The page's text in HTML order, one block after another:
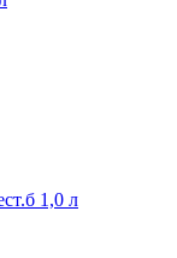
1,0 л